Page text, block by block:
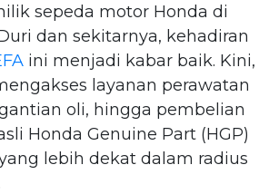
sepeda motor Honda di
dan sekitarnya, kehadiran
ini menjadi kabar baik. Kini,
layanan perawatan
oli, hingga pembelian
Honda Genuine Part (HGP)
lebih dekat dalam radius